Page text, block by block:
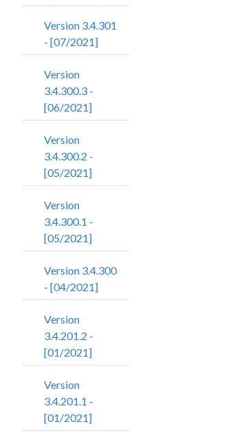
Version 3.4.301
- [07/2021]
Version
3.4.300.3 -
[06/2021]
Version
3.4.300.2 -
[05/2021]
Version
3.4.300.1 -
[05/2021]
Version 3.4.300
- [04/2021]
Version
3.4.201.2 -
[01/2021]
Version
3.4.201.1 -
[01/2021]